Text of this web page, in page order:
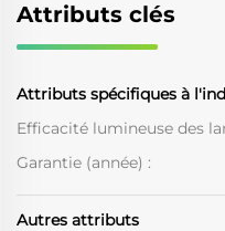
Attributs clés
Attributs spécifiques à
Efficacité lumineuse des
Garantie (année) :
Autres attributs